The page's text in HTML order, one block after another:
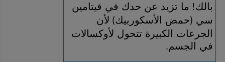
بالك!
سي (حمض الأسكوربيك)
في الجسم.